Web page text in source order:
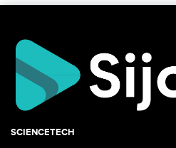
SCIENCETECH